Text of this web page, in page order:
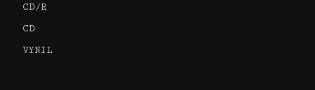
CD/R
CD
VYNIL